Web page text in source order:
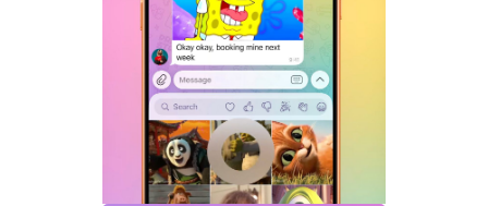
Telegram机器人流式响应功能详解：AI回
复实时生成体验升级